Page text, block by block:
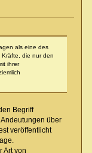
als eine des
die nur den
ihrer
Begriff
über
veröffentlicht
Art von